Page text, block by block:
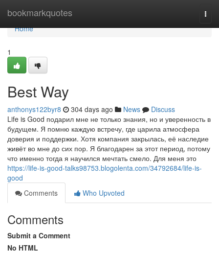
bookmarkquotes
Home
Home
1
Best Way
anthonys122byr8 304 days ago News
Discuss
Life is Good подарил мне не только знания, но и уверенность в
будущем. Я помню каждую встречу, где царила атмосфера
доверия и поддержки. Хотя компания закрылась, её наследие
живёт во мне до сих пор. Я благодарен за этот период, потому
что именно тогда я научился мечтать смело. Для меня это
https://life-is-good-talks98753.blogolenta.com/34792684/life-is-
good
Comments
Who Upvoted
Comments
Submit a Comment
No HTML